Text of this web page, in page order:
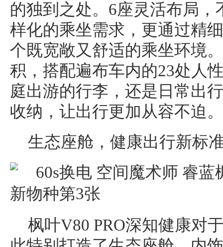
的独到之处。6座灵活布局
样化的乘坐需求，更通过精
个既宽敞又舒适的乘坐环境
积，搭配遍布车内的23处人
庭出游的行李，还是日常出
收纳，让出行更加从容不迫。
生态座舱，健康出行新标
枫叶V80 PRO深知健康对